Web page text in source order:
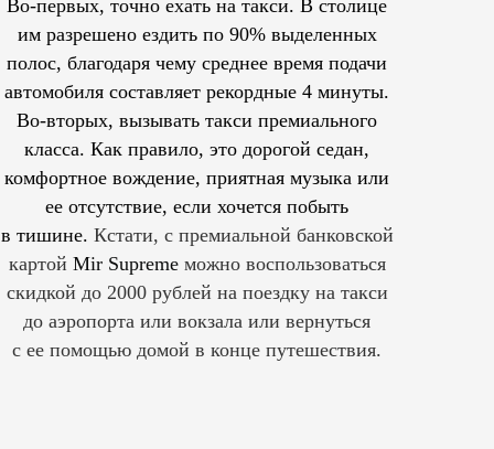
Во-первых, точно ехать на такси. В столице
им разрешеноездить по 90% выделенных
полос, благодаря чему среднее время подачи
автомобиля составляет рекордные 4 минуты.
Во-вторых, вызывать такси премиального
класса. Как правило, это дорогой седан,
комфортное вождение, приятная музыка или
ее отсутствие, если хочется побыть
в тишине. Кстати, с премиальной банковской
картой Mir Supreme можно воспользоваться
скидкой до 2000 рублей на поездку на такси
до аэропорта или вокзала или вернуться
с ее помощью домой в конце путешествия.